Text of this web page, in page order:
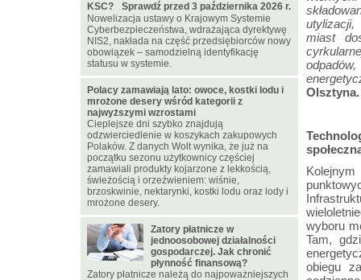
utylizacji,
miast
Olsztyna.
wyboru
Tam,
obiegu
KSC? Sprawdź przed 3 października 2026 r.
Nowelizacja ustawy o Krajowym Systemie
Cyberbezpieczeństwa, wdrażająca dyrektywę
NIS2, nakłada na część przedsiębiorców nowy
obowiązek – samodzielną identyfikację
statusu w systemie.
Polacy zamawiają lato: owoce, kostki lodu i
mrożone desery wśród kategorii z
najwyższymi wzrostami
Cieplejsze dni szybko znajdują
odzwierciedlenie w koszykach zakupowych
Polaków. Z danych Wolt wynika, że już na
początku sezonu użytkownicy częściej
zamawiali produkty kojarzone z lekkością,
świeżością i orzeźwieniem: wiśnie,
brzoskwinie, nektarynki, kostki lodu oraz lody i
mrożone desery.
Zatory płatnicze w
jednoosobowej działalności
gospodarczej. Jak chronić
płynność finansową?
Zatory płatnicze należą do najpoważniejszych